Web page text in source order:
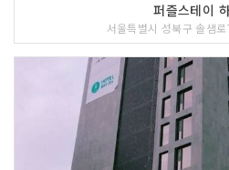
퍼즐스테이
서울특별시 성북구 솔샘